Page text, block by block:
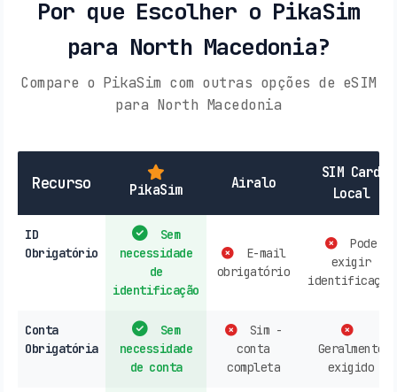
Por que Escolher o PikaSim
para North Macedonia?
Compare o PikaSim com outras opções de eSIM
para North Macedonia
Recurso PikaSim Airalo
SIM Card
Local
ID
Obrigatório
Sem
necessidade
de
identificação
E-mail
obrigatório
Pode
exigir
identificação
Conta
Obrigatória
Sem
necessidade
de conta
Sim -
conta
completa
Geralmente
exigido